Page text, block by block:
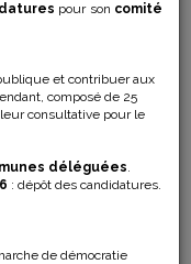
pour son comité
et contribuer aux
composé de 25
consultative pour le
déléguées.
: dépôt des candidatures.
de démocratie